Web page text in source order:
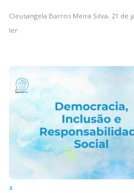
Cleusangela Barros Meira Silva, 21 de
ler
3